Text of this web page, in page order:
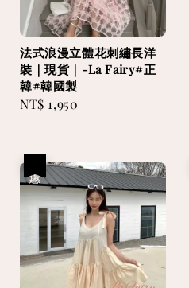
法式浪漫立體花刺繡長洋
裝｜現貨｜-La Fairy#正
韓#韓國製
Regular
NT$ 1,950